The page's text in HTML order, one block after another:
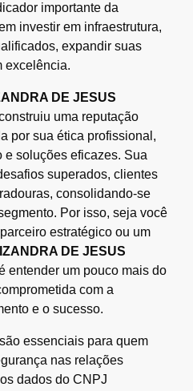
importante da
investir em infraestrutura,
expandir suas
excelência.
DE JESUS
uma reputação
por sua ética profissional,
soluções eficazes. Sua
superados, clientes
consolidando-se
Por isso, seja você
estratégico ou um
DE JESUS
entender um pouco mais do
com a
e o sucesso.
essenciais para quem
nas relações
dados do CNPJ